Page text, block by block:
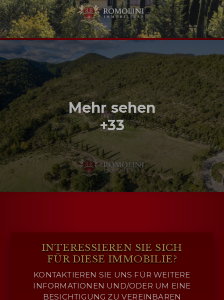
Mehr sehen
+33
INTERESSIEREN SIE SICH
FÜR DIESE IMMOBILIE?
KONTAKTIEREN SIE UNS FÜR WEITERE
INFORMATIONEN UND/ODER UM EINE
BESICHTIGUNG ZU VEREINBAREN